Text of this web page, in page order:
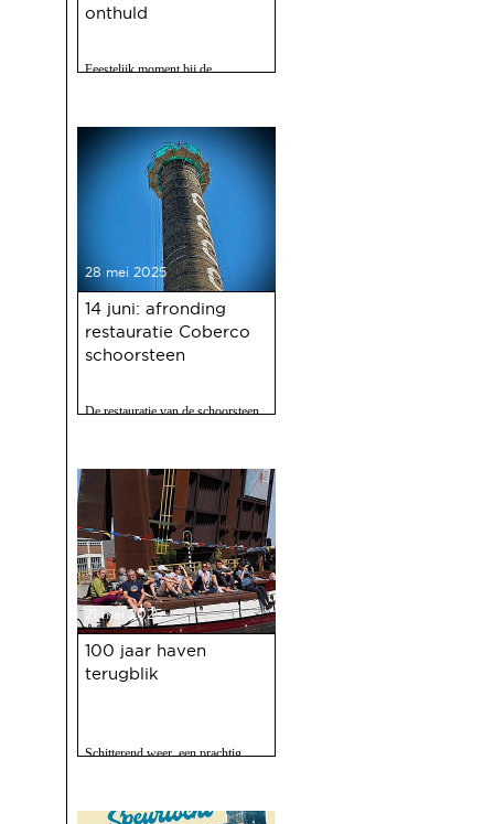
onthuld
Feestelijk moment bij de
28 mei 2025
14 juni: afronding
restauratie Coberco
schoorsteen
De restauratie van de schoorsteen
21 mei 2025
100 jaar haven
terugblik
Schitterend weer, een prachtig
op 10 mei jl. van 100 jaar Haven